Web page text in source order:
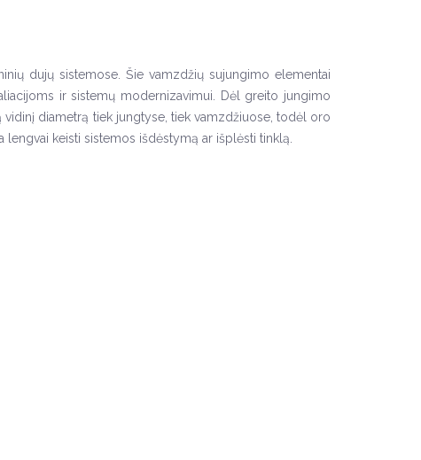
dujų sistemose. Šie vamzdžių sujungimo elementai
ir sistemų modernizavimui. Dėl greito jungimo
diametrą tiek jungtyse, tiek vamzdžiuose, todėl oro
keisti sistemos išdėstymą ar išplėsti tinklą.